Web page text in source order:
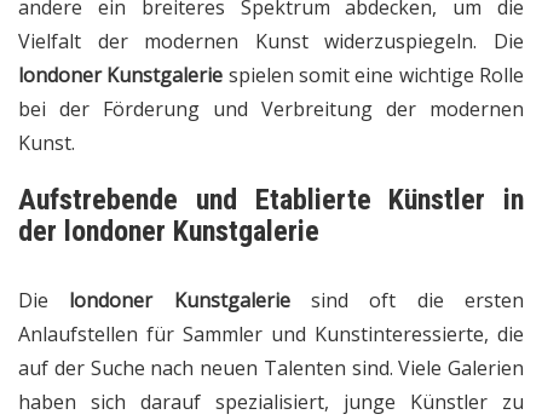
andere ein breiteres Spektrum abdecken, um die
Vielfalt der modernen Kunst widerzuspiegeln. Die
londoner Kunstgalerie spielen somit eine wichtige Rolle
bei der Förderung und Verbreitung der modernen
Kunst.
Aufstrebende und Etablierte Künstler in
der londoner Kunstgalerie
Die londoner Kunstgaleriesind oft die ersten
Anlaufstellen für Sammler und Kunstinteressierte, die
auf der Suche nach neuen Talenten sind. Viele Galerien
haben sich darauf spezialisiert, junge Künstler zu